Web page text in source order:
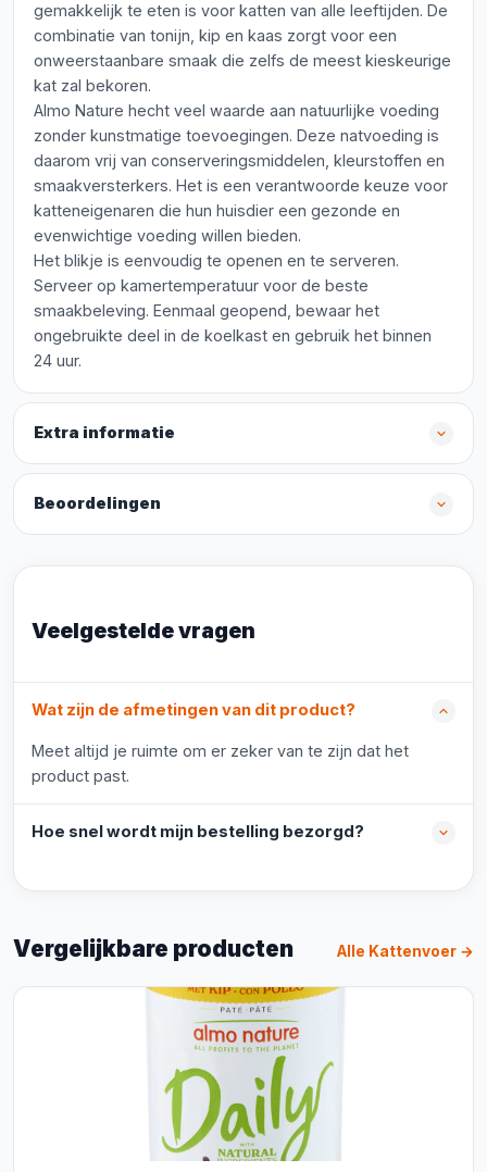
gemakkelijk te eten is voor katten van alle leeftijden. De
combinatie van tonijn, kip en kaas zorgt voor een
onweerstaanbare smaak die zelfs de meest kieskeurige
kat zal bekoren.
Almo Nature hecht veel waarde aan natuurlijke voeding
zonder kunstmatige toevoegingen. Deze natvoeding is
daarom vrij van conserveringsmiddelen, kleurstoffen en
smaakversterkers. Het is een verantwoorde keuze voor
katteneigenaren die hun huisdier een gezonde en
evenwichtige voeding willen bieden.
Het blikje is eenvoudig te openen en te serveren.
Serveer op kamertemperatuur voor de beste
smaakbeleving. Eenmaal geopend, bewaar het
ongebruikte deel in de koelkast en gebruik het binnen
24 uur.
Extra informatie
Beoordelingen
Veelgestelde vragen
Wat zijn de afmetingen van dit product?
Meet altijd je ruimte om er zeker van te zijn dat het
product past.
Hoe snel wordt mijn bestelling bezorgd?
Vergelijkbare producten Alle Kattenvoer →